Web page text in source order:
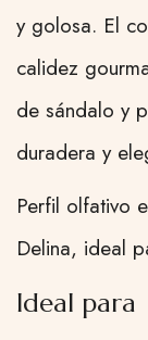
y golosa. El
calidez
de sándalo y
duradera y
Perfil olfativo
Delina, ideal
Ideal para